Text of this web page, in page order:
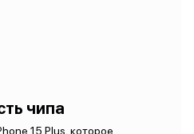
чипа
15 Plus, которое